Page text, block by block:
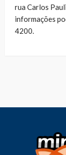
rua Carlos
informações
4200.